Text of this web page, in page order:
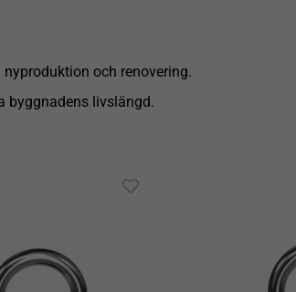
och renovering.
byggnadens livslängd.